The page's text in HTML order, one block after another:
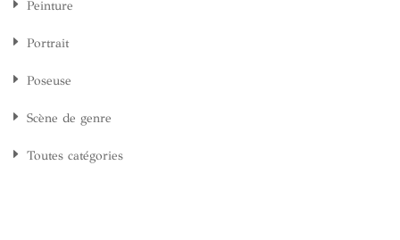
Peinture
Portrait
Poseuse
Scène de genre
Toutes catégories